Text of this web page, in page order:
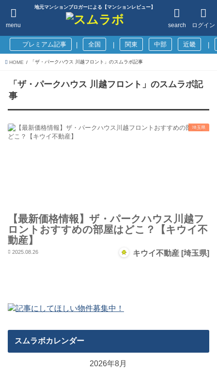
地元マンションブロガーによる【マンションレビュー】
ログイン
search
menu
プレミアム記事 全国 関東 中部 近畿
HOME 「ザ・パークハウス 川越フロント」のスムラボ記事
「ザ・パークハウス 川越フロント」のスムラボ記
事
埼玉県
【最新価格情報】ザ・パークハウス川越フ
ロントおすすめの部屋はどこ？【キウイ不
動産】
2025.08.26 キウイ不動産 [埼玉県]
スムラボカレンダー
2026年8月